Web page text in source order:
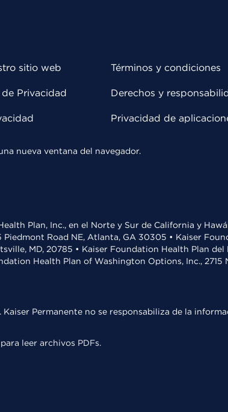
sitio web
Privacidad
Términos y condiciones
Derechos y
Privacidad de
nueva ventana del navegador.
Plan, Inc., en el Norte y Sur de California y
Road NE, Atlanta, GA 30305 • Kaiser
MD, 20785 • Kaiser Foundation Health Plan
Health Plan of Washington Options, Inc., 2715
Kaiser Permanente no se responsabiliza de la
para leer archivos PDFs.